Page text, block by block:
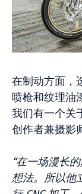
在制动方面，
喷枪和纹理油
我们有一个关
创作者兼摄影
“在一场漫长
想法。所以他